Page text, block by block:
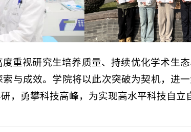
重视研究生培养质量、持续优化学术生
与成效。学院将以此次突破为契机，进
，勇攀科技高峰，为实现高水平科技自立